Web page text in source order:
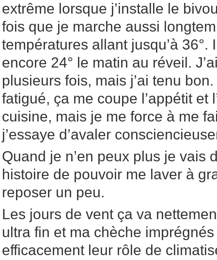
extrême lorsque j’installe le
fois que je marche aussi
températures allant jusqu’à 36°.
encore 24° le matin au réveil.
plusieurs fois, mais j’ai tenu
fatigué, ça me coupe l’appétit et
cuisine, mais je me force à me
j’essaye d’avaler
Quand je n’en peux plus je vais
histoire de pouvoir me laver à
reposer un peu.
Les jours de vent ça va
ultra fin et ma chèche
efficacement leur rôle de